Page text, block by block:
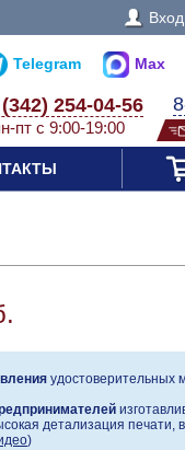
Вход
Telegram Max
254-04-56
пт с 9:00-19:00
удостоверительных
детализация печати,
)